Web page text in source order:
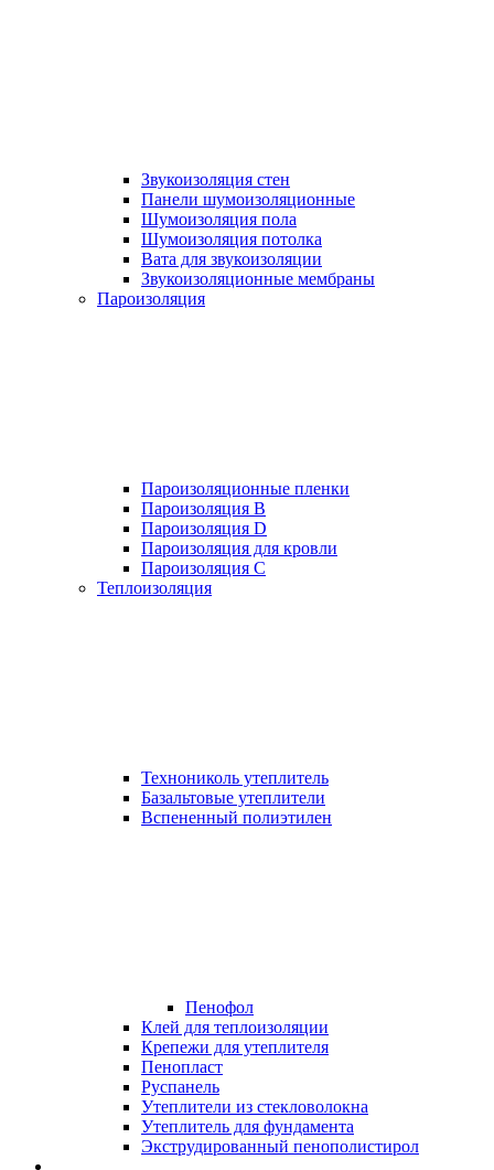
Звукоизоляция стен
Панели шумоизоляционные
Шумоизоляция пола
Шумоизоляция потолка
Вата для звукоизоляции
Звукоизоляционные мембраны
Пароизоляция
Пароизоляционные пленки
Пароизоляция B
Пароизоляция D
Пароизоляция для кровли
Пароизоляция С
Теплоизоляция
Технониколь утеплитель
Базальтовые утеплители
Вспененный полиэтилен
Пенофол
Клей для теплоизоляции
Крепежи для утеплителя
Пенопласт
Руспанель
Утеплители из стекловолокна
Утеплитель для фундамента
Экструдированный пенополистирол